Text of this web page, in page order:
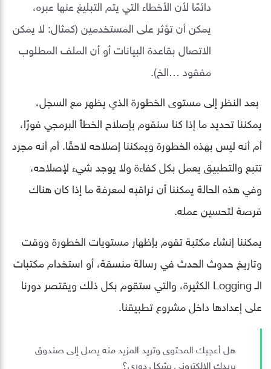
دائمًا لأن الأخطاء التي يتم التبليغ عنها عبره،
يمكن أن تؤثر على المستخدمين (كمثال: لا يمكن
الاتصال بقاعدة البيانات أو أن الملف المطلوب
مفقود …الخ).
بعد النظر إلى مستوى الخطورة الذي يظهر مع السجل،
يمكننا تحديد ما إذا كنا سنقوم بإصلاح الخطأ البرمجي فورًا،
أم أنه ليس بهذه الخطورة ويمكننا إصلاحه لاحقًا. أم أنه مجرد
تتبع والتطبيق يعمل بكل كفاءة ولا يوجد شيء لإصلاحه،
وفي هذه الحالة يمكننا أن نراقبه لمعرفة ما إذا كان هناك
فرصة لتحسين عمله.
يمكننا إنشاء مكتبة تقوم بإظهار مستويات الخطورة ووقت
وتاريخ حدوث الحدث في رسالة منسقة، أو استخدام مكتبات
الـ Logging الكثيرة، والتي ستقوم بكل ذلك ويقتصر دورنا
على إعدادها داخل مشروع تطبيقنا.
هل أعجبك المحتوى وتريد المزيد منه يصل إلى صندوق
بريدك الإلكتروني بشكلٍ دوري؟